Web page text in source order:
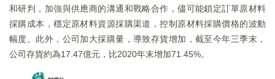
和研判，加強與供應商的溝通和戰略合作，儘可能鎖定訂單原材料
採購成本，穩定原材料資源採購渠道，控制原材料採購價格的波動
幅度。此外，公司加大採購量，導致存貨增加，截至今年三季末，
公司存貨約為17.47億元，比2020年末增加71.45%。